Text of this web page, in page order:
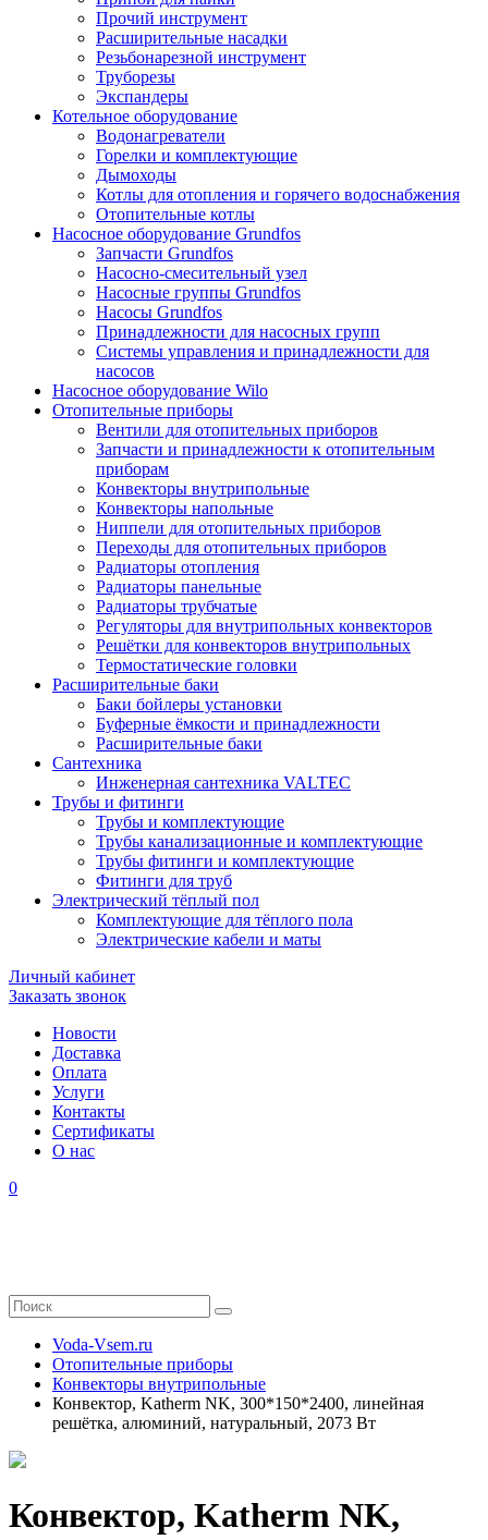
Прочий инструмент
Расширительные насадки
Резьбонарезной инструмент
Труборезы
Экспандеры
Котельное оборудование
Водонагреватели
Горелки и комплектующие
Дымоходы
Котлы для отопления и горячего водоснабжения
Отопительные котлы
Насосное оборудование Grundfos
Запчасти Grundfos
Насосно-смесительный узел
Насосные группы Grundfos
Насосы Grundfos
Принадлежности для насосных групп
Системы управления и принадлежности для
насосов
Насосное оборудование Wilo
Отопительные приборы
Вентили для отопительных приборов
Запчасти и принадлежности к отопительным
приборам
Конвекторы внутрипольные
Конвекторы напольные
Ниппели для отопительных приборов
Переходы для отопительных приборов
Радиаторы отопления
Радиаторы панельные
Радиаторы трубчатые
Регуляторы для внутрипольных конвекторов
Решётки для конвекторов внутрипольных
Термостатические головки
Расширительные баки
Баки бойлеры установки
Буферные ёмкости и принадлежности
Расширительные баки
Сантехника
Инженерная сантехника VALTEC
Трубы и фитинги
Трубы и комплектующие
Трубы канализационные и комплектующие
Трубы фитинги и комплектующие
Фитинги для труб
Электрический тёплый пол
Комплектующие для тёплого пола
Электрические кабели и маты
Личный кабинет
Заказать звонок
Новости
Доставка
Оплата
Услуги
Контакты
Cертификаты
О нас
0
Voda-Vsem.ru
Отопительные приборы
Конвекторы внутрипольные
Конвектор, Katherm NK, 300*150*2400, линейная
решётка, алюминий, натуральный, 2073 Вт
Конвектор, Katherm NK,